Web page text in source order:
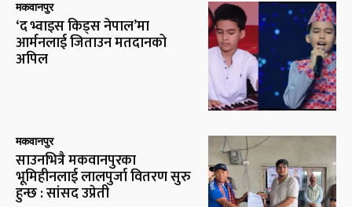
मकवानपुर
‘द भ्वाइस किड्स नेपाल’मा
आर्मनलाई जिताउन मतदानको
अपिल
मकवानपुर
साउनभित्रै मकवानपुरका
भूमिहीनलाई लालपुर्जा वितरण सुरु
हुन्छ : सांसद उप्रेती